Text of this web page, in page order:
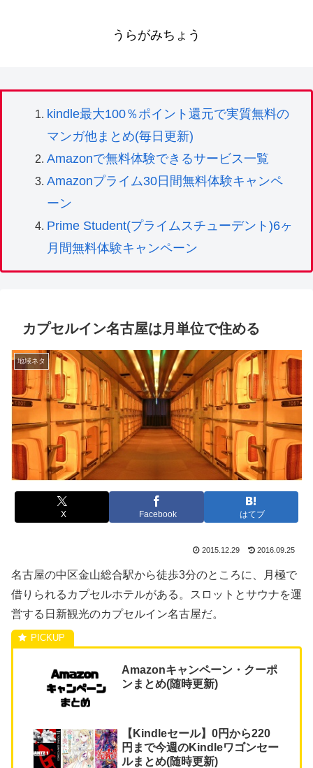
うらがみちょう
kindle最大100％ポイント還元で実質無料の
マンガ他まとめ(毎日更新)
Amazonで無料体験できるサービス一覧
Amazonプライム30日間無料体験キャンペ
ーン
Prime Student(プライムスチューデント)6ヶ
月間無料体験キャンペーン
カプセルイン名古屋は月単位で住める
地域ネタ
X Facebook はてブ
2015.12.29 2016.09.25
名古屋の中区金山総合駅から徒歩3分のところに、月極で
借りられるカプセルホテルがある。スロットとサウナを運
営する日新観光のカプセルイン名古屋だ。
Amazonキャンペーン・クーポ
ンまとめ(随時更新)
【Kindleセール】0円から220
円まで今週のKindleワゴンセー
ルまとめ(随時更新)